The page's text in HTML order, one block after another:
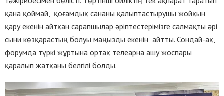
қана қоймай, қоғамдық сананы қалыптастырушы жойқын
қару екенін айтқан сарапшылар әріптестерімізге салмақты әрі
сыни көзқарастың болуы маңызды екенін айтты. Сондай-ақ,
форумда түркі жұртына ортақ телеарна ашу жоспары
қаралып жатқаны белгілі болды.